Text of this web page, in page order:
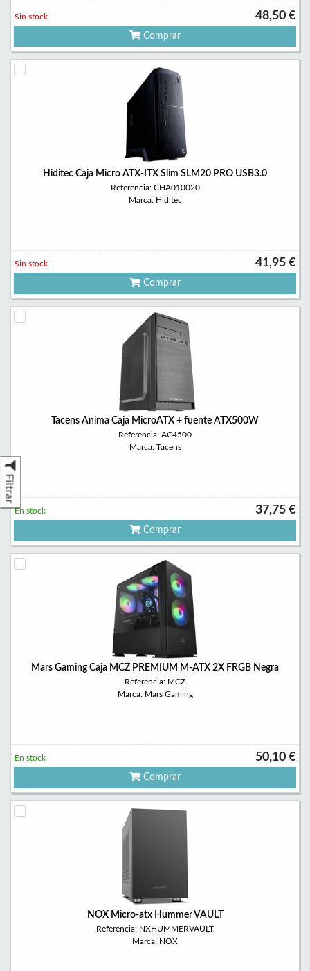
Filtrar
48,50 €
Sin stock
Comprar
Hiditec Caja Micro ATX-ITX Slim SLM20 PRO USB3.0
Referencia: CHA010020
Marca: Hiditec
41,95 €
Sin stock
Comprar
Tacens Anima Caja MicroATX + fuente ATX500W
Referencia: AC4500
Marca: Tacens
37,75 €
En stock
Comprar
Mars Gaming Caja MCZ PREMIUM M-ATX 2X FRGB Negra
Referencia: MCZ
Marca: Mars Gaming
50,10 €
En stock
Comprar
NOX Micro-atx Hummer VAULT
Referencia: NXHUMMERVAULT
Marca: NOX